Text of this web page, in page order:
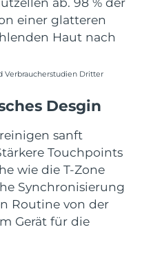
einer glatteren
Haut nach
Verbraucherstudien Dritter
Desgin
sanft
Touchpoints
wie die T-Zone
Synchronisierung
Routine von der
Gerät für die
Erwartete Lieferung
10/08/2026
Erwartete Lieferung
12/08/2026
10/08/2026
Erwartete Lieferung
10/08/2026
Erwartete Lieferung
10/08/2026